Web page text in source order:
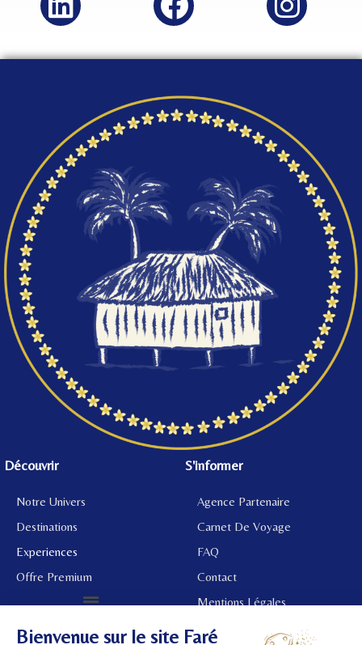
Découvrir
Notre Univers
Destinations
Experiences
Offre Premium
S'informer
Agence Partenaire
Carnet De Voyage
FAQ
Contact
Mentions Légales